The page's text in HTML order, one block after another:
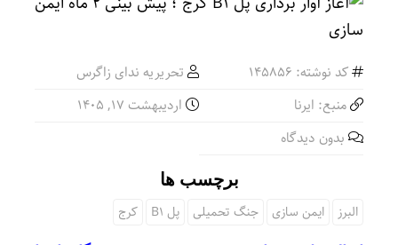
کد نوشته: 145856
تحریریه ندای زاگرس
منبع: ایرنا
اردیبهشت ۱۷, ۱۴۰۵
بدون دیدگاه
برچسب ها
البرز ایمن سازی جنگ تحمیلی پل B1 کرج